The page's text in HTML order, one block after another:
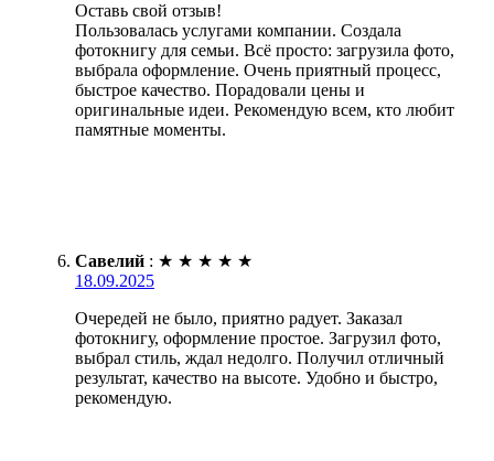
Оставь свой отзыв!
Пользовалась услугами компании. Создала
фотокнигу для семьи. Всё просто: загрузила фото,
выбрала оформление. Очень приятный процесс,
быстрое качество. Порадовали цены и
оригинальные идеи. Рекомендую всем, кто любит
памятные моменты.
Савелий : ★ ★ ★ ★ ★
18.09.2025
Очередей не было, приятно радует. Заказал
фотокнигу, оформление простое. Загрузил фото,
выбрал стиль, ждал недолго. Получил отличный
результат, качество на высоте. Удобно и быстро,
рекомендую.